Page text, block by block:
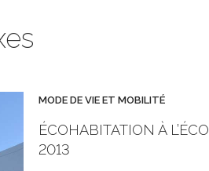
MODE DE VIE ET MOBILITÉ
ÉCOHABITATION À
2013